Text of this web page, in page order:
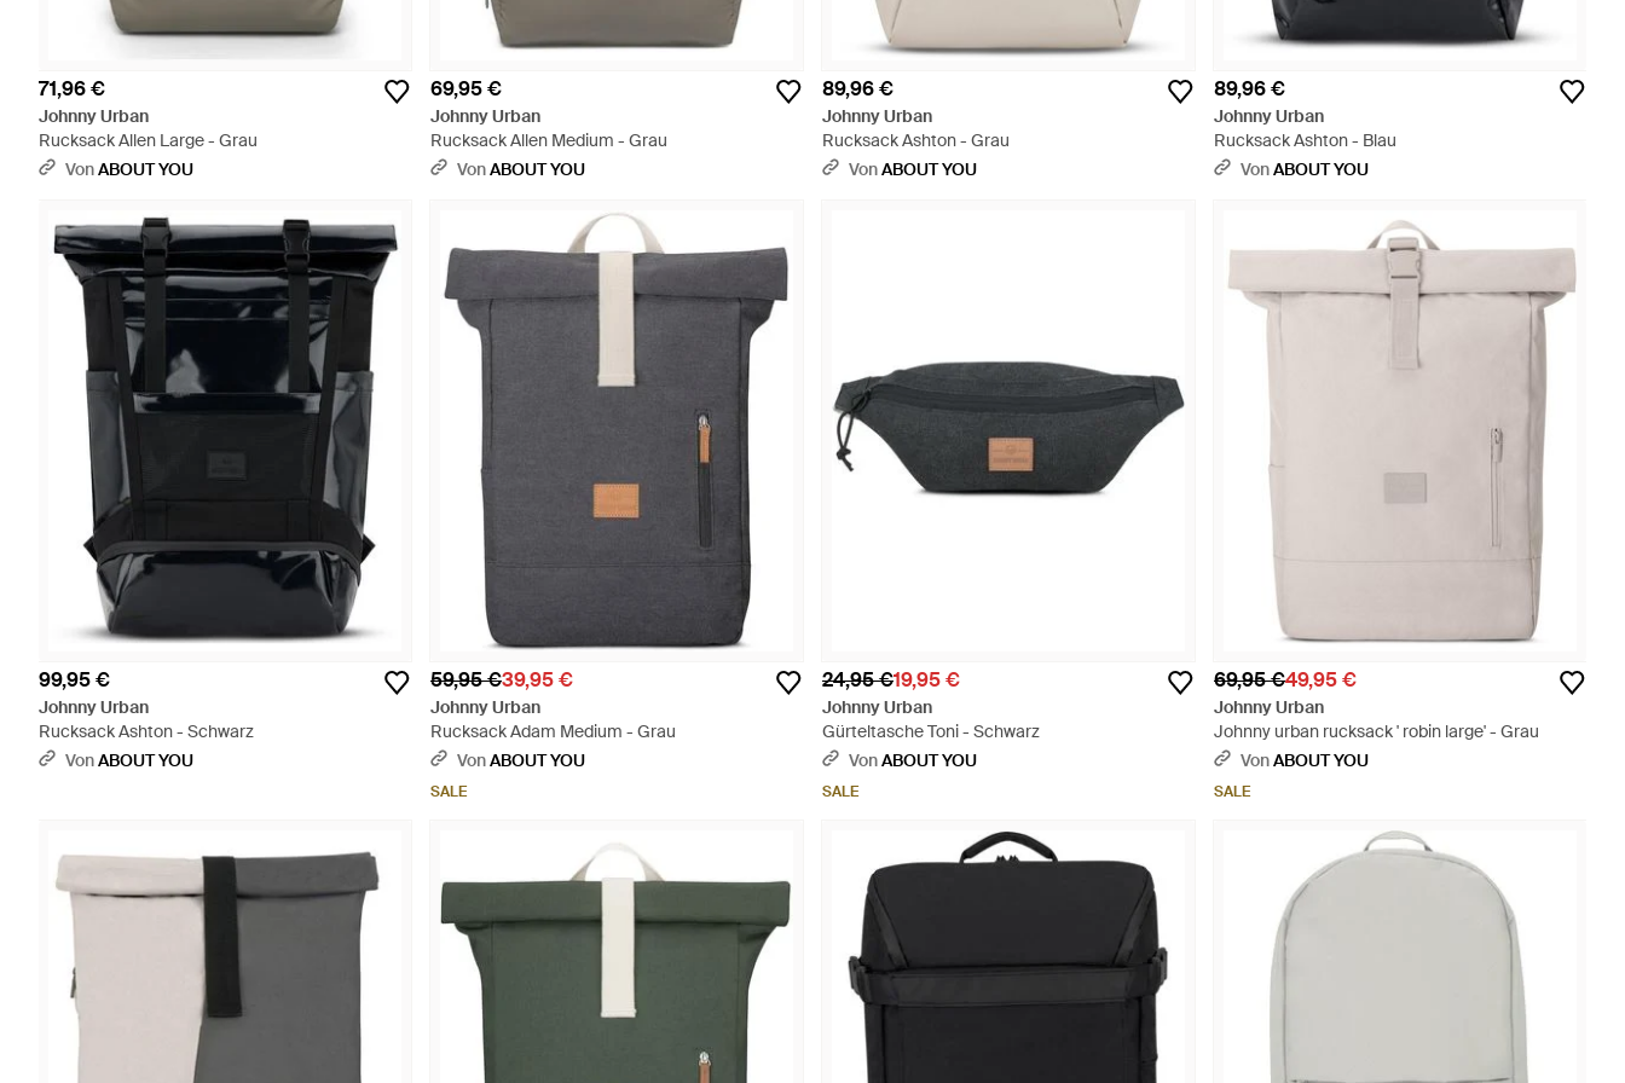
71,96 €
Johnny Urban
Rucksack Allen Large - Grau
VonABOUT YOU
69,95 €
Johnny Urban
Rucksack Allen Medium - Grau
VonABOUT YOU
89,96 €
Johnny Urban
Rucksack Ashton - Grau
VonABOUT YOU
89,96 €
Johnny Urban
Rucksack Ashton - Blau
VonABOUT YOU
99,95 €
Johnny Urban
Rucksack Ashton - Schwarz
VonABOUT YOU
59,95 €39,95 €
Johnny Urban
Rucksack Adam Medium - Grau
VonABOUT YOU
SALE
24,95 €19,95 €
Johnny Urban
Gürteltasche Toni - Schwarz
VonABOUT YOU
SALE
69,95 €49,95 €
Johnny Urban
Johnny urban rucksack ' robin large' - Grau
VonABOUT YOU
SALE